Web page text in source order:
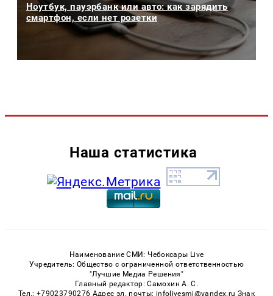
Ноутбук, пауэрбанк или авто: как зарядить
смартфон, если нет розетки
Наша статистика
Наименование СМИ: Чебоксары Live
Учредитель: Общество с ограниченной ответственностью
"Лучшие Медиа Решения"
Главный редактор: Самохин А. С.
Тел.: +79023790276 Адрес эл. почты: infolivesmi@yandex.ru Знак